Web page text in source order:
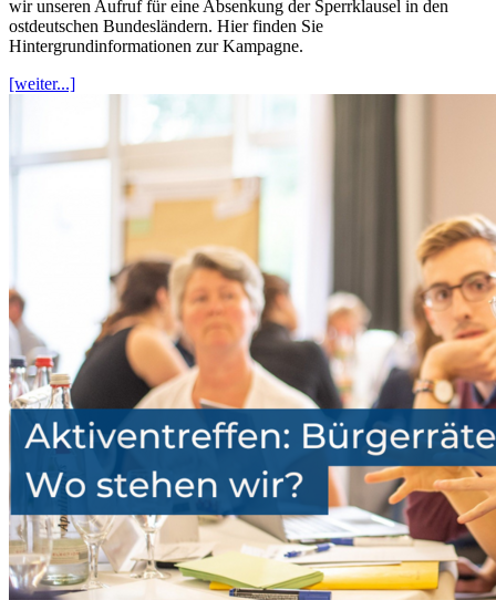
wir unseren Aufruf für eine Absenkung der Sperrklausel in den
ostdeutschen Bundesländern. Hier finden Sie
Hintergrundinformationen zur Kampagne.
[weiter...]